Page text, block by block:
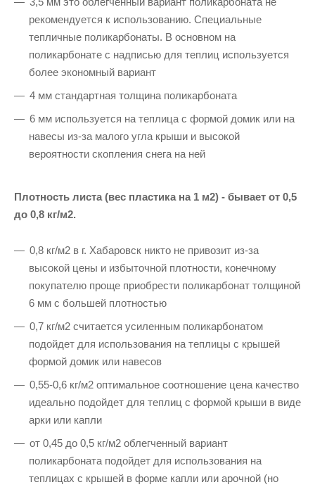
рекомендуется к использованию. Специальные
тепличные поликарбонаты. В основном на
поликарбонате с надписью для теплиц используется
более экономный вариант
4 мм стандартная толщина поликарбоната
6 мм используется на теплица с формой домик или на
навесы из-за малого угла крыши и высокой
вероятности скопления снега на ней
Плотность листа (вес пластика на 1 м2) - бывает от 0,5
до 0,8 кг/м2.
0,8 кг/м2 в г. Хабаровск никто не привозит из-за
высокой цены и избыточной плотности, конечному
покупателю проще приобрести поликарбонат толщиной
6 мм с большей плотностью
0,7 кг/м2 считается усиленным поликарбонатом
подойдет для использования на теплицы с крышей
формой домик или навесов
0,55-0,6 кг/м2 оптимальное соотношение цена качество
идеально подойдет для теплиц с формой крыши в виде
арки или капли
от 0,45 до 0,5 кг/м2 облегченный вариант
поликарбоната подойдет для использования на
теплицах с крышей в форме капли или арочной (но